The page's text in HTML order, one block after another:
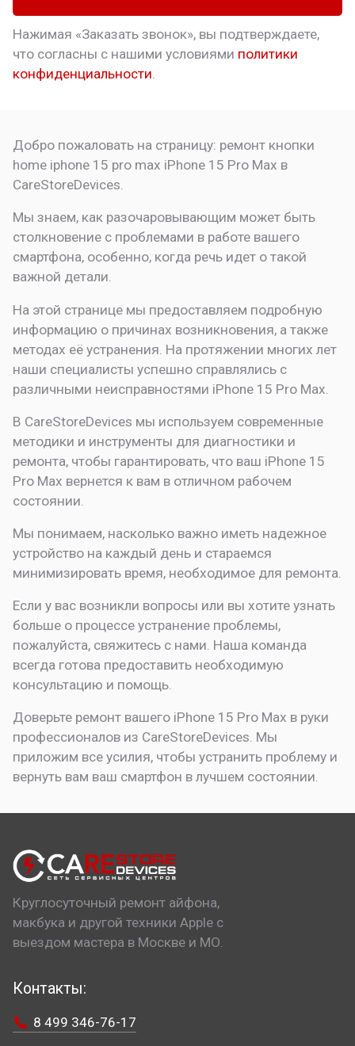
Нажимая «Заказать звонок», вы подтверждаете,
что согласны с нашими условиями политики
конфиденциальности.
Добро пожаловать на страницу: ремонт кнопки
home iphone 15 pro max iPhone 15 Pro Max в
CareStoreDevices.
Мы знаем, как разочаровывающим может быть
столкновение с проблемами в работе вашего
смартфона, особенно, когда речь идет о такой
важной детали.
На этой странице мы предоставляем подробную
информацию о причинах возникновения, а также
методах её устранения. На протяжении многих лет
наши специалисты успешно справлялись с
различными неисправностями iPhone 15 Pro Max.
В CareStoreDevices мы используем современные
методики и инструменты для диагностики и
ремонта, чтобы гарантировать, что ваш iPhone 15
Pro Max вернется к вам в отличном рабочем
состоянии.
Мы понимаем, насколько важно иметь надежное
устройство на каждый день и стараемся
минимизировать время, необходимое для ремонта.
Если у вас возникли вопросы или вы хотите узнать
больше о процессе устранение проблемы,
пожалуйста, свяжитесь с нами. Наша команда
всегда готова предоставить необходимую
консультацию и помощь.
Доверьте ремонт вашего iPhone 15 Pro Max в руки
профессионалов из CareStoreDevices. Мы
приложим все усилия, чтобы устранить проблему и
вернуть вам ваш смартфон в лучшем состоянии.
Круглосуточный ремонт айфона,
макбука и другой техники Apple с
выездом мастера в Москве и МО.
Контакты:
8 499 346-76-17